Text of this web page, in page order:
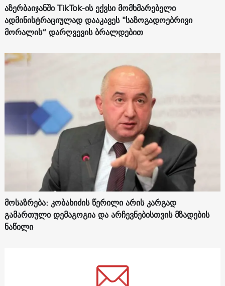
აზერბაიჯანში TikTok-ის ექვსი მომხმარებელი
ადმინისტრაციულად დააკავეს "საზოგადოებრივი
მორალის“ დარღვევის ბრალდებით
მოსაზრება: კობახიძის წერილი არის კარგად
გამართული დემაგოგია და არჩევნებისთვის მზადების
ნაწილი